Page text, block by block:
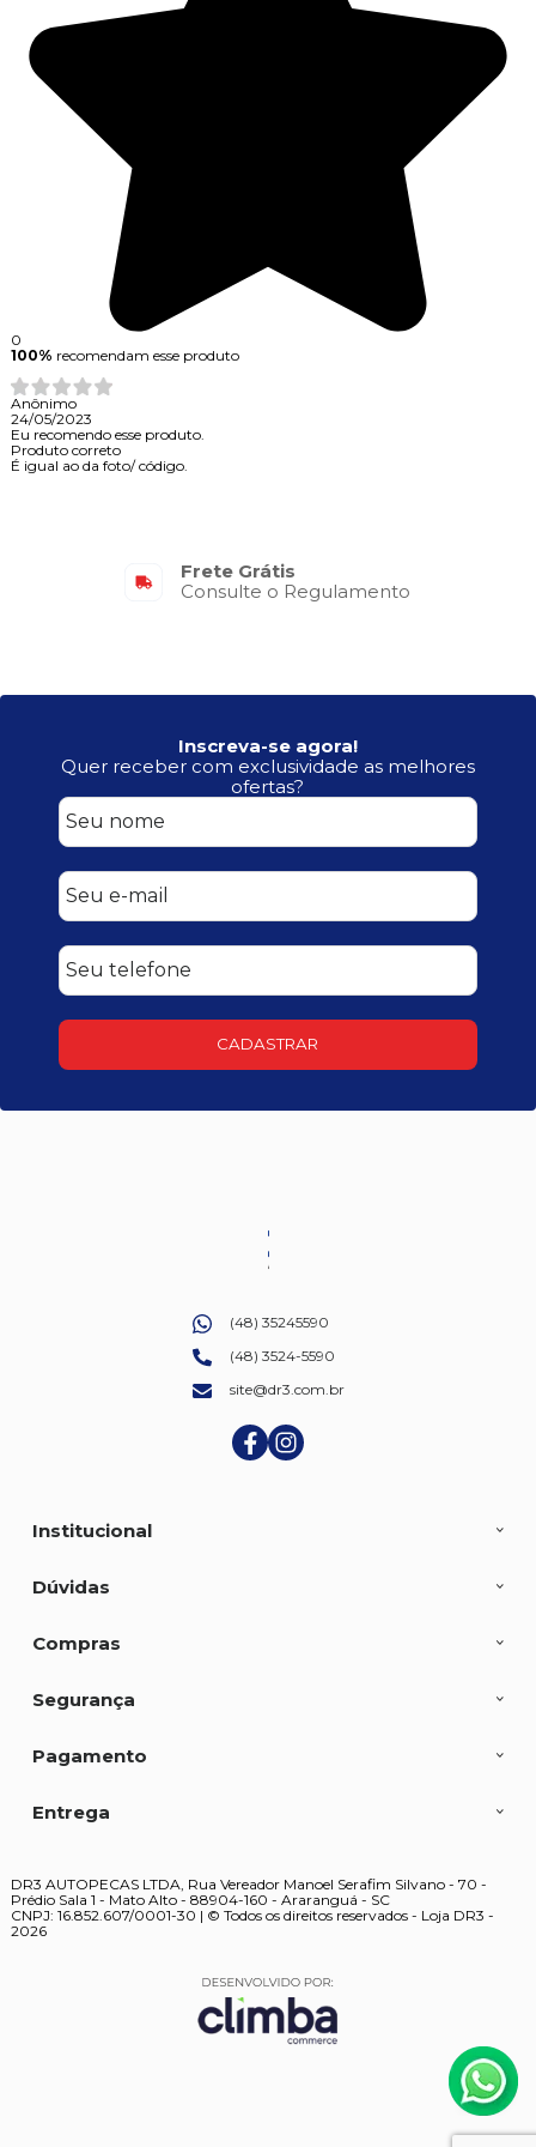
0
100% recomendam esse produto
Anônimo
24/05/2023
Eu recomendo esse produto.
Produto correto
É igual ao da foto/ código.
Frete Grátis
Consulte o Regulamento
Inscreva-se agora!
Quer receber com exclusividade as melhores
ofertas?
CADASTRAR
(48) 35245590
(48) 3524-5590
site@dr3.com.br
Institucional
Dúvidas
Compras
Segurança
Pagamento
Entrega
DR3 AUTOPECAS LTDA, Rua Vereador Manoel Serafim Silvano - 70 -
Prédio Sala 1 - Mato Alto - 88904-160 - Araranguá - SC
CNPJ: 16.852.607/0001-30 | © Todos os direitos reservados - Loja DR3 -
2026